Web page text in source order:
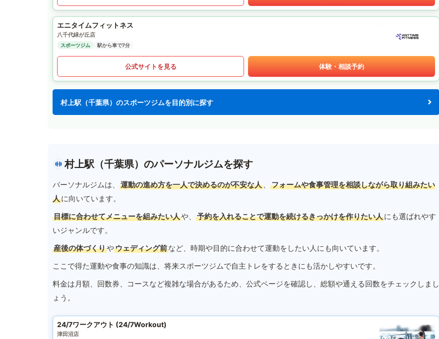
エニタイムフィットネス
八千代緑が丘店
スポーツジム 駅から車で7分
公式サイトを見る 体験・相談予約
村上駅（千葉県）のスポーツジムを目的別に探す
村上駅（千葉県）のパーソナルジムを探す
パーソナルジムは、 運動の進め方を一人で決めるのが不安な人 、
フォームや食事管理を相談しながら取り組みたい
人に向いています。
目標に合わせてメニューを組みたい人や、 予約を入れることで運動を続けるきっかけを作りたい人にも選ばれやす
いジャンルです。
産後の体づくりやウェディング前など、時期や目的に合わせて運動をしたい人にも向いています。
ここで得た運動や食事の知識は、将来スポーツジムで自主トレをするときにも活かしやすいです。
料金は月額、回数券、コースなど複雑な場合があるため、公式ページを確認し、総額や通える回数をチェックしまし
ょう。
24/7ワークアウト (24/7Workout)
津田沼店